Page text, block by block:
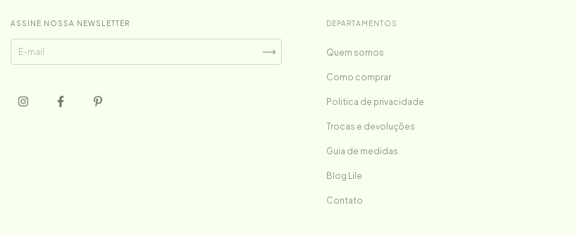
ASSINE NOSSA NEWSLETTER DEPARTAMENTOS
Quem somos
Como comprar
Politica de privacidade
Trocas e devoluções
Guia de medidas
Blog Lile
Contato